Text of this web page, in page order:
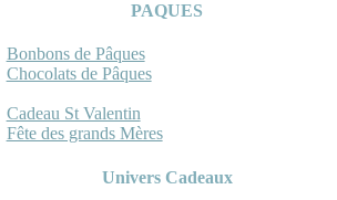
PAQUES
Bonbons de Pâques
Chocolats de Pâques
Cadeau St Valentin
Fête des grands Mères
Univers Cadeaux